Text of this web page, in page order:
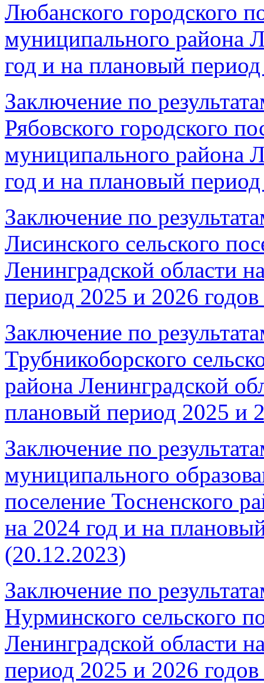
Любанского городского
муниципального района
год и на плановый
Заключение по
Рябовского городского
муниципального района
год и на плановый
Заключение по
Лисинского сельского
Ленинградской области
период 2025 и 2026
Заключение по
Трубникоборского
района Ленинградской
плановый период 2025 и
Заключение по
муниципального
поселение Тосненского
на 2024 год и на
(20.12.2023)
Заключение по
Нурминского сельского
Ленинградской области
период 2025 и 2026